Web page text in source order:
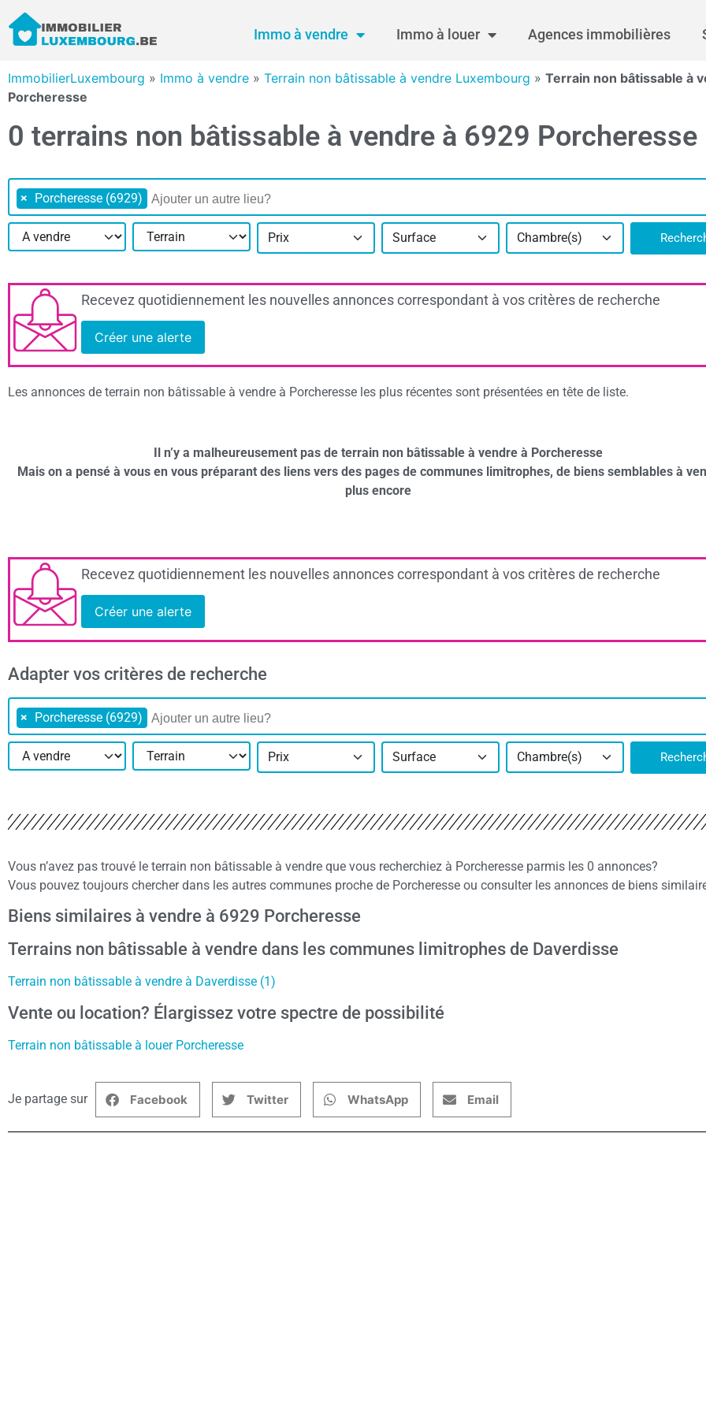
Immo à vendre Immo à louer Agences immobilières
ImmobilierLuxembourg » Immo à vendre » Terrain non bâtissable à vendre Luxembourg » Terrain non bâtissable à
Porcheresse
0 terrains non bâtissable à vendre à 6929 Porcheresse
× Porcheresse (6929)
Prix Surface Chambre(s)
Recevez quotidiennement les nouvelles annonces correspondant à vos critères de recherche
Créer une alerte
Les annonces de terrain non bâtissable à vendre à Porcheresse les plus récentes sont présentées en tête de liste.
Il n’y a malheureusement pas de terrain non bâtissable à vendre à Porcheresse
Mais on a pensé à vous en vous préparant des liens vers des pages de communes limitrophes, de biens semblables à
plus encore
Recevez quotidiennement les nouvelles annonces correspondant à vos critères de recherche
Créer une alerte
Adapter vos critères de recherche
× Porcheresse (6929)
Prix Surface Chambre(s)
Vous n’avez pas trouvé le terrain non bâtissable à vendre que vous recherchiez à Porcheresse parmis les 0 annonces?
Vous pouvez toujours chercher dans les autres communes proche de Porcheresse ou consulter les annonces de biens
Biens similaires à vendre à 6929 Porcheresse
Terrains non bâtissable à vendre dans les communes limitrophes de Daverdisse
Terrain non bâtissable à vendre à Daverdisse (1)
Vente ou location? Élargissez votre spectre de possibilité
Terrain non bâtissable à louer Porcheresse
Je partage sur Facebook Twitter WhatsApp Email